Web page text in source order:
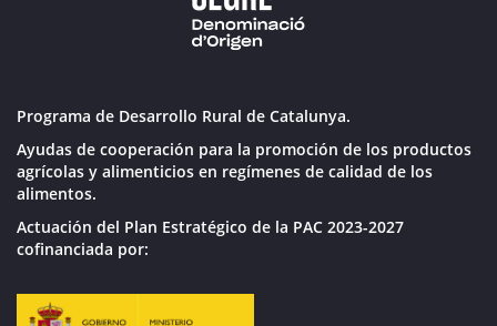
Programa de Desarrollo Rural de Catalunya.
Ayudas de cooperación para la promoción de los productos
agrícolas y alimenticios en regímenes de calidad de los
alimentos.
Actuación del Plan Estratégico de la PAC 2023-2027
cofinanciada por: